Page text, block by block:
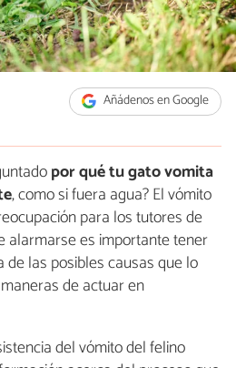
Añádenos en Google
por qué tu gato vomita
, como si fuera agua? El vómito
para los tutores de
alarmarse es importante tener
de las posibles causas que lo
de actuar en
del vómito del felino